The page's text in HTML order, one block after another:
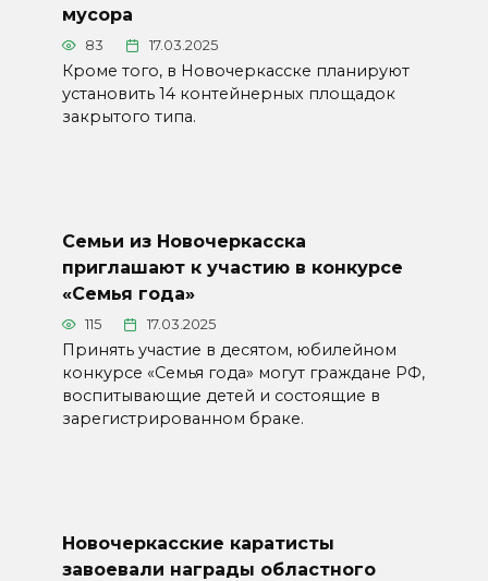
мусора
83 17.03.2025
Кроме того, в Новочеркасске планируют
установить 14 контейнерных площадок
закрытого типа.
Семьи из Новочеркасска
приглашают к участию в конкурсе
«Семья года»
115 17.03.2025
Принять участие в десятом, юбилейном
конкурсе «Семья года» могут граждане РФ,
воспитывающие детей и состоящие в
зарегистрированном браке.
Новочеркасские каратисты
завоевали награды областного